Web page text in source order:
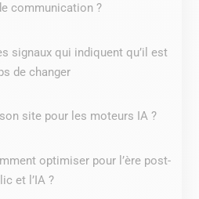
communication ?
signaux qui indiquent qu’il est
de changer
site pour les moteurs IA ?
optimiser pour l’ère post-
et l’IA ?